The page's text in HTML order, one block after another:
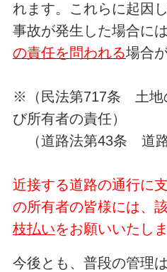
れます。これらに起因
事故が発生した場合には
の責任を問われる場合
※（民法第717条 土地
び所有者の責任）
（道路法第43条 道路
近接する道路の通行に
の所有者の皆様には、
枝払いをお願いいたしま
今後とも、普段の管理